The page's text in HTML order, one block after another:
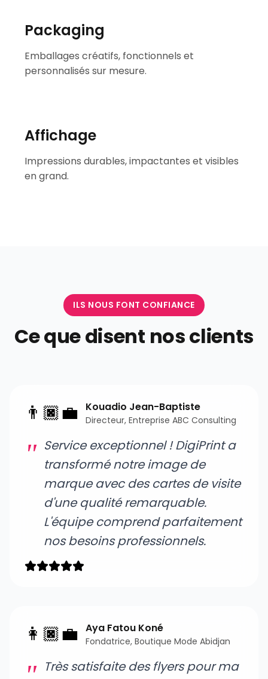
Packaging
Emballages créatifs, fonctionnels et
personnalisés sur mesure.
Affichage
Impressions durables, impactantes et visibles
en grand.
ILS NOUS FONT CONFIANCE
Ce que disent nos clients
👨🏿‍💼 Kouadio Jean-Baptiste
Directeur, Entreprise ABC Consulting
Service exceptionnel ! DigiPrint a
transformé notre image de
marque avec des cartes de visite
d'une qualité remarquable.
L'équipe comprend parfaitement
nos besoins professionnels.
👩🏿‍💼 Aya Fatou Koné
Fondatrice, Boutique Mode Abidjan
Très satisfaite des flyers pour ma